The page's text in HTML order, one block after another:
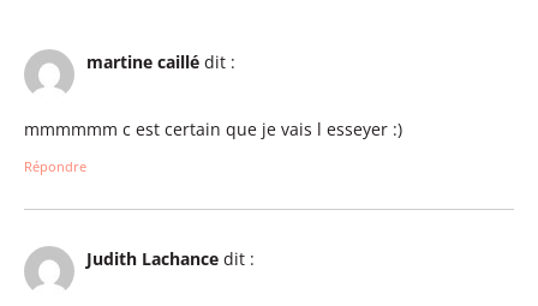
martine caillé dit :
mmmmmm c est certain que je vais l esseyer :)
Répondre
Judith Lachance dit :